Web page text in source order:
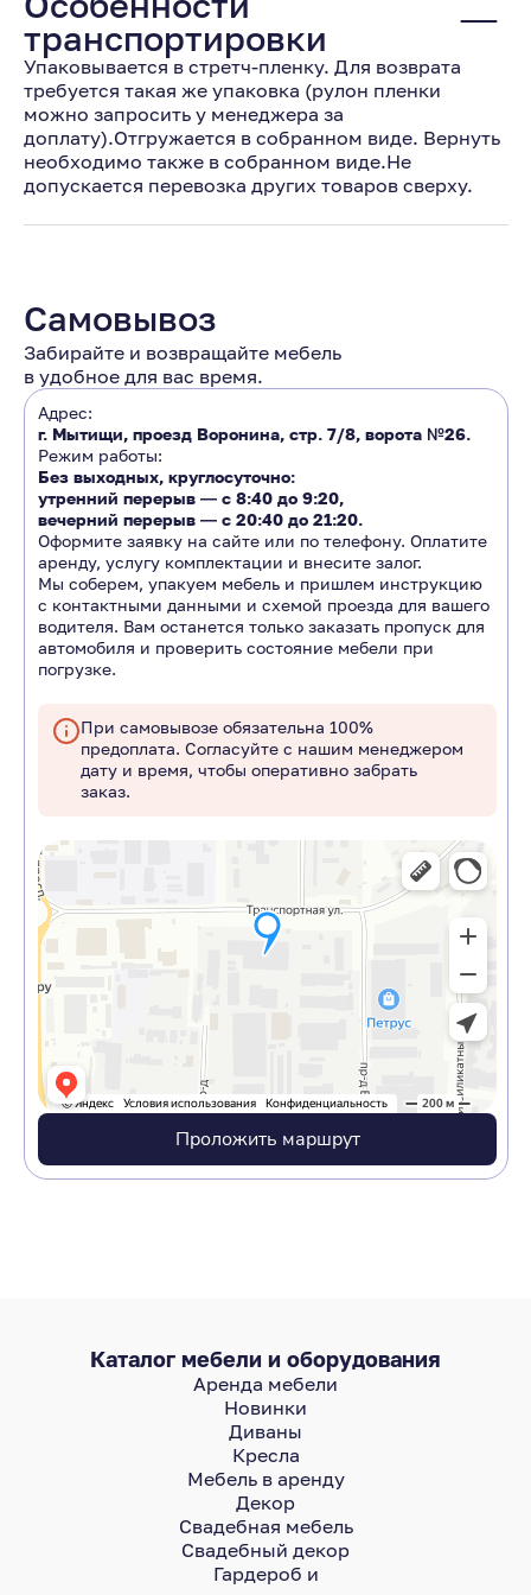
транспортировки
Упаковывается в стретч-пленку. Для возврата
требуется такая же упаковка (рулон пленки
можно запросить у менеджера за
доплату).Отгружается в собранном виде. Вернуть
необходимо также в собранном виде.Не
допускается перевозка других товаров сверху.
Самовывоз
Забирайте и возвращайте мебель
в удобное для вас время.
Адрес:
г. Мытищи, проезд Воронина, стр. 7/8, ворота №26.
Режим работы:
Без выходных, круглосуточно:
утренний перерыв ― с 8:40 до 9:20,
вечерний перерыв ― с 20:40 до 21:20.
Оформите заявку на сайте или по телефону. Оплатите
аренду, услугу комплектации и внесите залог.
Мы соберем, упакуем мебель и пришлем инструкцию
с контактными данными и схемой проезда для вашего
водителя. Вам останется только заказать пропуск для
автомобиля и проверить состояние мебели при
погрузке.
При самовывозе обязательна 100%
предоплата. Согласуйте с нашим менеджером
дату и время, чтобы оперативно забрать
заказ.
Проложить маршрут
Каталог мебели и оборудования
Аренда мебели
Новинки
Диваны
Кресла
Мебель в аренду
Декор
Свадебная мебель
Свадебный декор
Гардероб и